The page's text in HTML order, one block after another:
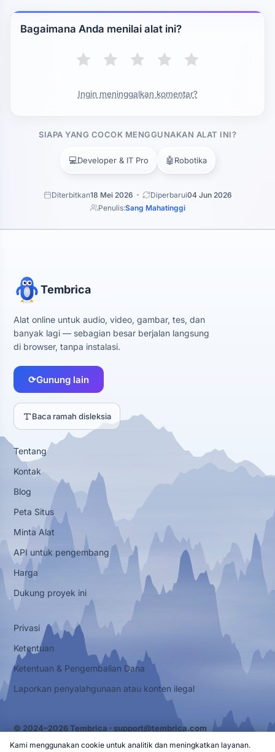
Bagaimana Anda menilai alat ini?
Ingin meninggalkan komentar?
SIAPA YANG COCOK MENGGUNAKAN ALAT INI?
💻Developer & IT Pro 🤖Robotika
Diterbitkan18 Mei 2026 Diperbarui04 Jun 2026
Penulis:Sang Mahatinggi
Tembrica
Alat online untuk audio, video, gambar, tes, dan
banyak lagi — sebagian besar berjalan langsung
di browser, tanpa instalasi.
⟳Gunung lain
Baca ramah disleksia
Tentang
Kontak
Blog
Peta Situs
Minta Alat
API untuk pengembang
Harga
Dukung proyek ini
Privasi
Ketentuan
Ketentuan & Pengembalian Dana
Laporkan penyalahgunaan atau konten ilegal
© 2024–2026 Tembrica · support@tembrica.com
Kami menggunakan cookie untuk analitik dan meningkatkan layanan.